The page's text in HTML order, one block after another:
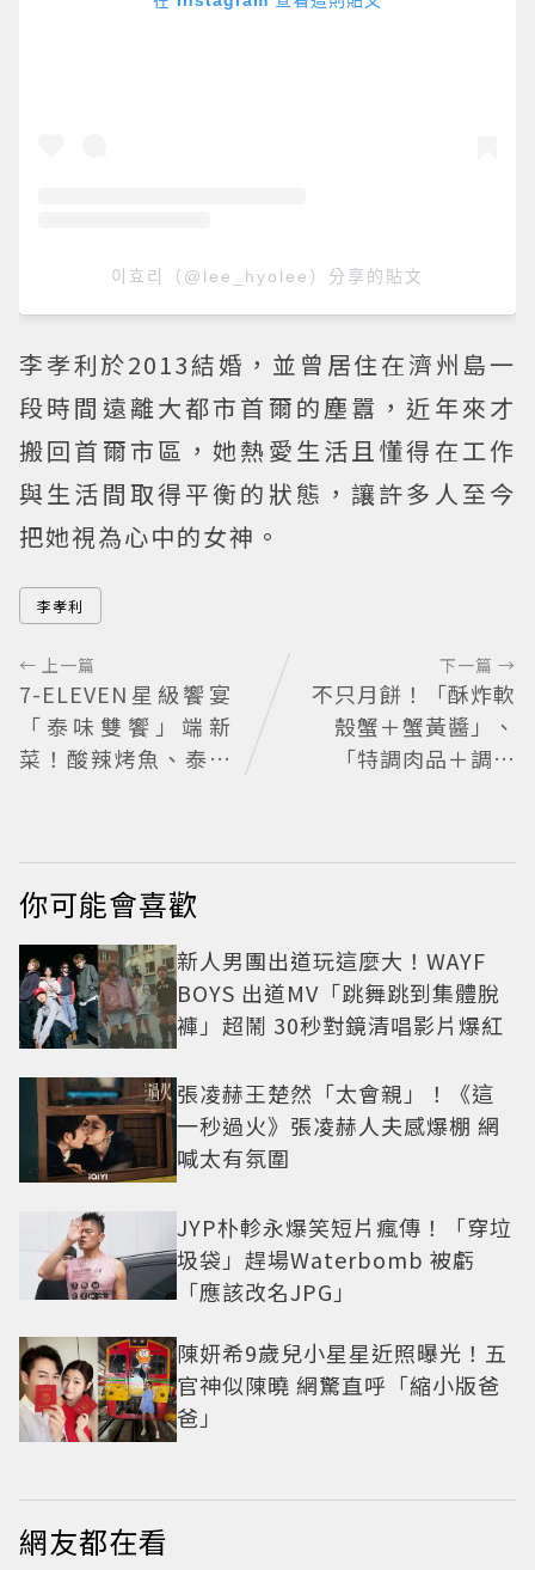
이효리（@lee_hyolee）分享的貼文
李孝利於2013結婚，並曾居住在濟州島一
段時間遠離大都市首爾的塵囂，近年來才
搬回首爾市區，她熱愛生活且懂得在工作
與生活間取得平衡的狀態，讓許多人至今
把她視為心中的女神。
李孝利
← 上一篇
7-ELEVEN星級饗宴
「泰味雙饗」端新
菜！酸辣烤魚、泰奶
下一篇 →
不只月餅！「酥炸軟
殼蟹＋蟹黃醬」、
「特調肉品＋調味
你可能會喜歡
新人男團出道玩這麼大！WAYF
BOYS 出道MV「跳舞跳到集體脫
褲」超鬧 30秒對鏡清唱影片爆紅
張凌赫王楚然「太會親」！《這
一秒過火》張凌赫人夫感爆棚 網
喊太有氛圍
JYP朴軫永爆笑短片瘋傳！「穿垃
圾袋」趕場Waterbomb 被虧
「應該改名JPG」
陳妍希9歲兒小星星近照曝光！五
官神似陳曉 網驚直呼「縮小版爸
爸」
網友都在看